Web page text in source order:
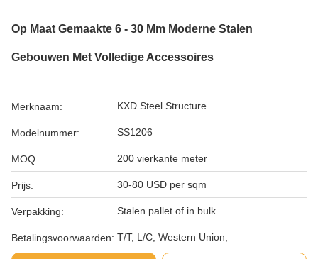
Op Maat Gemaakte 6 - 30 Mm Moderne Stalen
Gebouwen Met Volledige Accessoires
Merknaam: KXD Steel Structure
Modelnummer: SS1206
MOQ: 200 vierkante meter
Prijs: 30-80 USD per sqm
Verpakking: Stalen pallet of in bulk
Betalingsvoorwaarden: T/T, L/C, Western Union,